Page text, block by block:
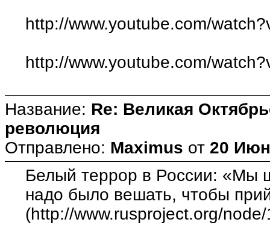
http://www.youtube.com/
http://www.youtube.com/
Название: Re: Великая
революция
Отправлено: Maximus от 20
Белый террор в России: «Мы
надо было вешать, чтобы
(http://www.rusproject.org/